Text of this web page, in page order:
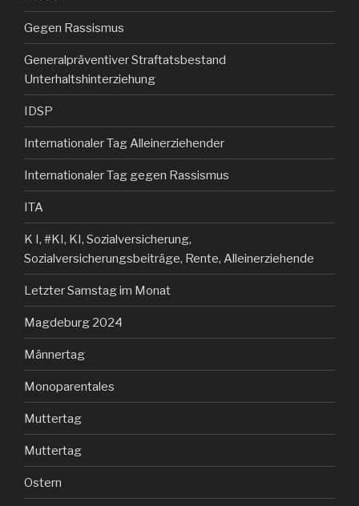
Gegen Rassismus
Generalpräventiver Straftatsbestand
Unterhaltshinterziehung
IDSP
Internationaler Tag Alleinerziehender
Internationaler Tag gegen Rassismus
ITA
K I, #KI, KI, Sozialversicherung,
Sozialversicherungsbeiträge, Rente, Alleinerziehende
Letzter Samstag im Monat
Magdeburg 2024
Männertag
Monoparentales
Muttertag
Muttertag
Ostern